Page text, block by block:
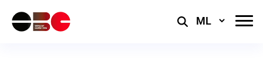
Select